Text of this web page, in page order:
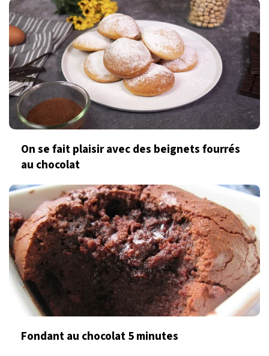
On se fait plaisir avec des beignets fourrés
au chocolat
Fondant au chocolat 5 minutes